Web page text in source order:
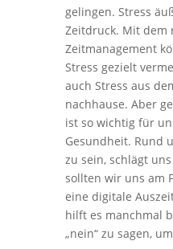
gelingen. Stress
Zeitdruck. Mit dem
Zeitmanagement
Stress gezielt
auch Stress aus
nachhause. Aber
ist so wichtig für
Gesundheit. Rund
zu sein, schlägt
sollten wir uns am
eine digitale
hilft es manchmal
„nein“ zu sagen,